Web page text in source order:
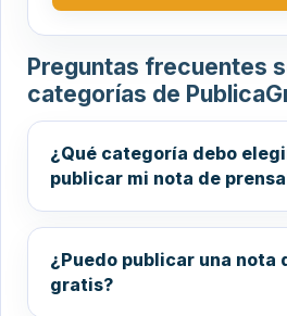
Preguntas frecuentes
categorías de
¿Qué categoría debo
publicar mi nota de
¿Puedo publicar una nota
gratis?